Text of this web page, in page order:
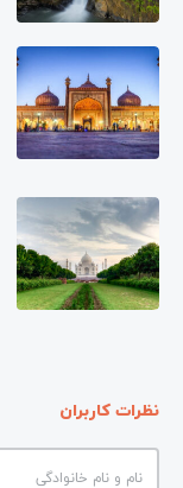
نظرات کاربران